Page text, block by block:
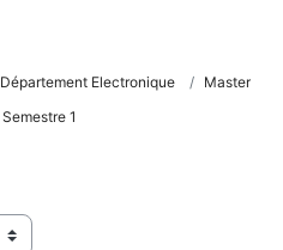
Département Electronique
Master
Semestre 1